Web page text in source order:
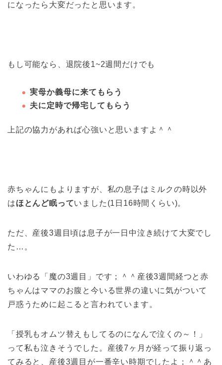
になったら大変だったと思います。
もし可能なら、退院後1~2週間だけでも
実母か義母に来てもらう
夫に定時で帰宅してもらう
上記の協力があれば心強いと思いますよ＾＾
赤ちゃんにもよりますが、私の息子はミルクの時以外
はほとんど眠っていました(1日16時間くらい)。
ただ、産後3週目頃は息子が一日中泣き続けて大変でし
た…。
いわゆる「 魔の3週目
」です；＾＾産後3週間経つと赤
ちゃんはママのお腹と今いる世界の違いに気がついて
戸惑うために起こると言われています。
「授乳もオムツ替えもしてるのになんで泣くの～！」
って私も泣きそうでした。産後7ヶ月が経って振り返っ
てみると、産後3週目が一番辛い時期でしたよ；＾＾あ